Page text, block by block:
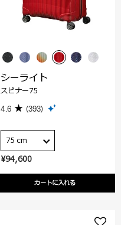
¥94,600
カートに入れる
シーライト
スピナー75
4.6 (393)
75 cm